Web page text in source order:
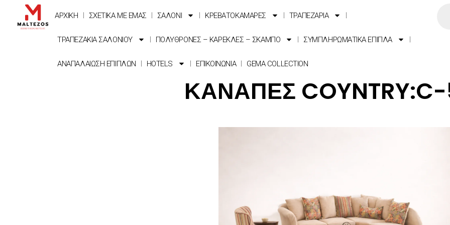
ΑΡΧΙΚΗ ΣΧΕΤΙΚΑ ΜΕ ΕΜΑΣ ΣΑΛΟΝΙ ΚΡΕΒΑΤΟΚΑΜΑΡΕΣ ΤΡΑΠΕΖΑΡΙΑ
ΤΡΑΠΕΖΑΚΙΑ ΣΑΛΟΝΙΟΥ ΠΟΛΥΘΡΟΝΕΣ – ΚΑΡΕΚΛΕΣ – ΣΚΑΜΠΟ ΣΥΜΠΛΗΡΩΜΑΤΙΚΑ ΕΠΙΠΛΑ
ΑΝΑΠΑΛΑΙΩΣΗ ΕΠΙΠΛΩΝ HOTELS ΕΠΙΚΟΙΝΩΝΙΑ GEMA COLLECTION
ΚΑΝΑΠΕΣ